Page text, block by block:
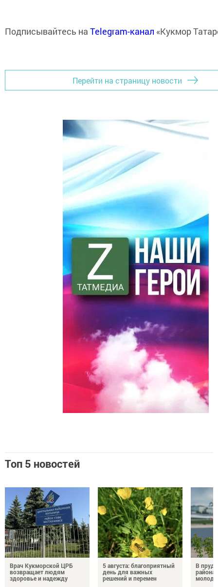
Подписывайтесь на Telegram-канал «Кукмор
Перейти на страницу новости
Топ 5 новостей
Врач Кукморской ЦРБ
возвращает людям
здоровье и надежду
5 августа: благоприятный
день для важных
решений и перемен
В
района